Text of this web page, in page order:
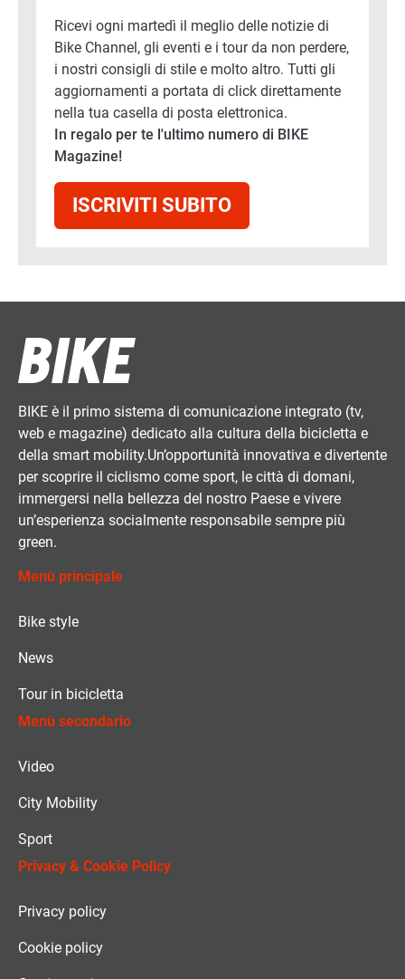
Ricevi ogni martedì il meglio delle notizie di
Bike Channel, gli eventi e i tour da non perdere,
i nostri consigli di stile e molto altro. Tutti gli
aggiornamenti a portata di click direttamente
nella tua casella di posta elettronica.
In regalo per te l'ultimo numero di BIKE
Magazine!
ISCRIVITI SUBITO
BIKE è il primo sistema di comunicazione integrato (tv,
web e magazine) dedicato alla cultura della bicicletta e
della smart mobility.Un’opportunità innovativa e divertente
per scoprire il ciclismo come sport, le città di domani,
immergersi nella bellezza del nostro Paese e vivere
un’esperienza socialmente responsabile sempre più
green.
Menù principale
Bike style
News
Tour in bicicletta
Menù secondario
Video
City Mobility
Sport
Privacy & Cookie Policy
Privacy policy
Cookie policy